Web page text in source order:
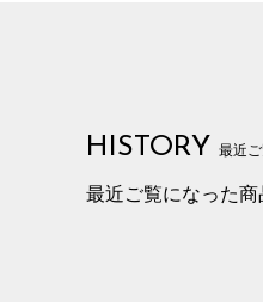
HISTORY 最近
最近ご覧になった商